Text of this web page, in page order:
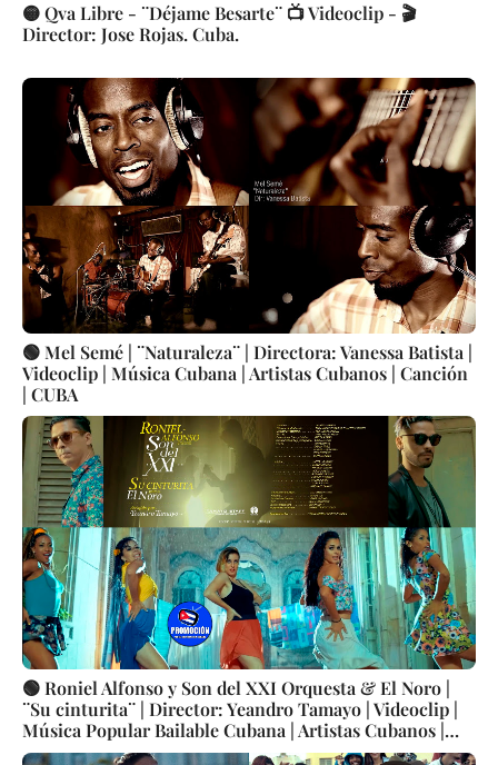
🟡 Qva Libre - ¨Déjame Besarte¨ 📺 Videoclip - 🎬
Director: Jose Rojas. Cuba.
🟢 Mel Semé | ¨Naturaleza¨ | Directora: Vanessa Batista |
Videoclip | Música Cubana | Artistas Cubanos | Canción
| CUBA
🟢 Roniel Alfonso y Son del XXI Orquesta & El Noro |
¨Su cinturita¨ | Director: Yeandro Tamayo | Videoclip |
Música Popular Bailable Cubana | Artistas Cubanos |
Canción | CUBA